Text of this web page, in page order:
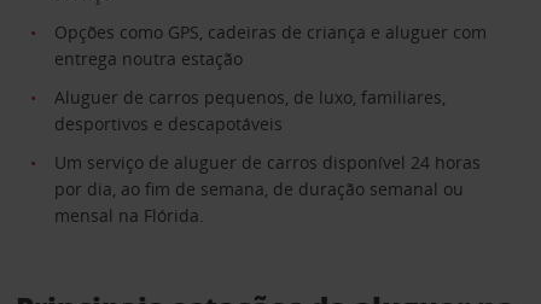
Opções como GPS, cadeiras de criança e aluguer com
entrega noutra estação
Aluguer de carros pequenos, de luxo, familiares,
desportivos e descapotáveis
Um serviço de aluguer de carros disponível 24 horas
por dia, ao fim de semana, de duração semanal ou
mensal na Flórida.